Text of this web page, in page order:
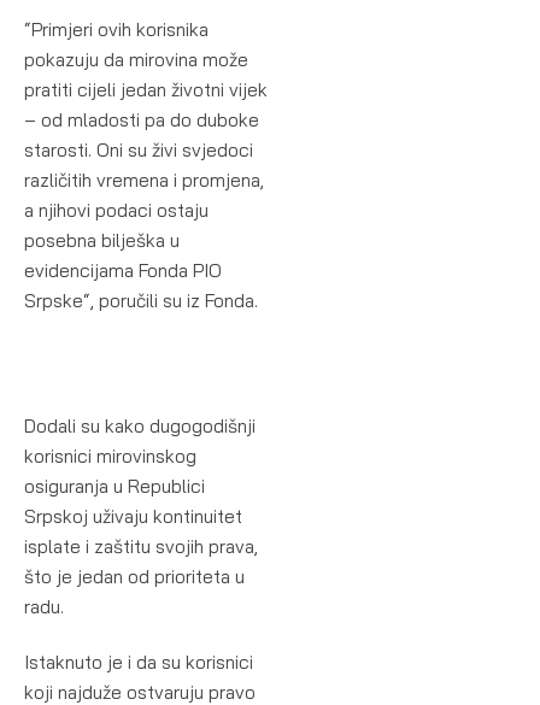
“Primjeri ovih korisnika
pokazuju da mirovina može
pratiti cijeli jedan životni vijek
– od mladosti pa do duboke
starosti. Oni su živi svjedoci
različitih vremena i promjena,
a njihovi podaci ostaju
posebna bilješka u
evidencijama Fonda PIO
Srpske“, poručili su iz Fonda.
Dodali su kako dugogodišnji
korisnici mirovinskog
osiguranja u Republici
Srpskoj uživaju kontinuitet
isplate i zaštitu svojih prava,
što je jedan od prioriteta u
radu.
Istaknuto je i da su korisnici
koji najduže ostvaruju pravo